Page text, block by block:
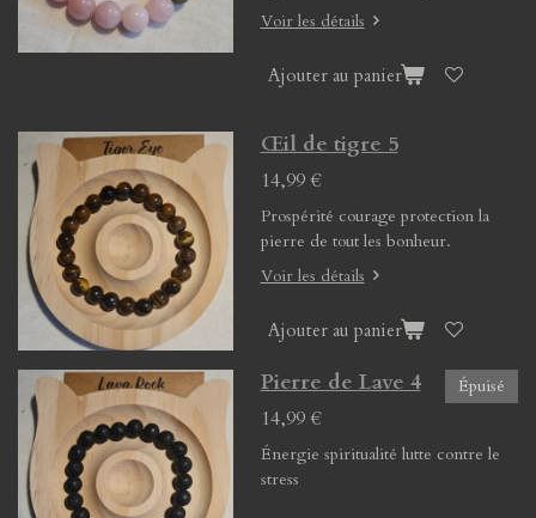
Voir les détails
Ajouter au panier
Œil de tigre 5
14,99 €
Prospérité courage protection la
pierre de tout les bonheur.
Voir les détails
Ajouter au panier
Épuisé
Pierre de Lave 4
14,99 €
Énergie spiritualité lutte contre le
stress